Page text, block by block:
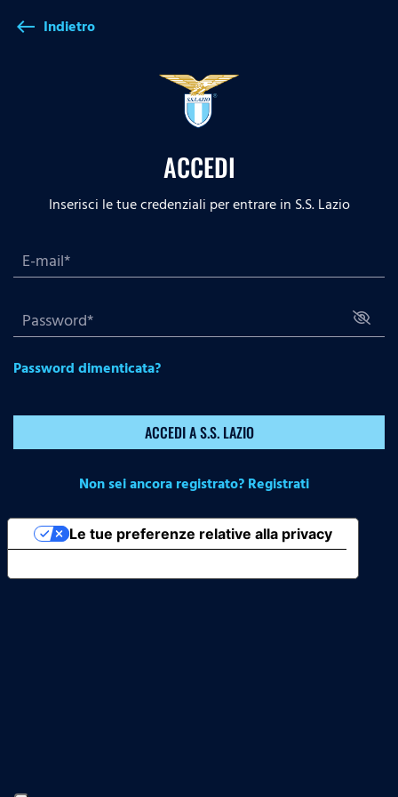
west Indietro
ACCEDI
Inserisci le tue credenziali per entrare in S.S. Lazio
Password dimenticata?
ACCEDI A S.S. LAZIO
Non sei ancora registrato? Registrati
Le tue preferenze relative alla privacy